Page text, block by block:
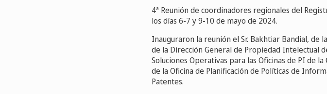
4ª Reunión de coordinadores regionales del
los días 6-7 y 9-10 de mayo de 2024.
Inauguraron la reunión el Sr. Bakhtiar Bandial, de
de la Dirección General de Propiedad Intelectual
Soluciones Operativas para las Oficinas de PI de
de la Oficina de Planificación de Políticas de
Patentes.